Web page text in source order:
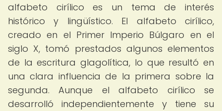
alfabeto cirílico es un tema de interés
histórico y lingüístico. El alfabeto cirílico,
creado en el Primer Imperio Búlgaro en el
siglo X, tomó prestados algunos elementos
de la escritura glagolítica, lo que resultó en
una clara influencia de la primera sobre la
segunda. Aunque el alfabeto cirílico se
desarrolló independientemente y tiene su